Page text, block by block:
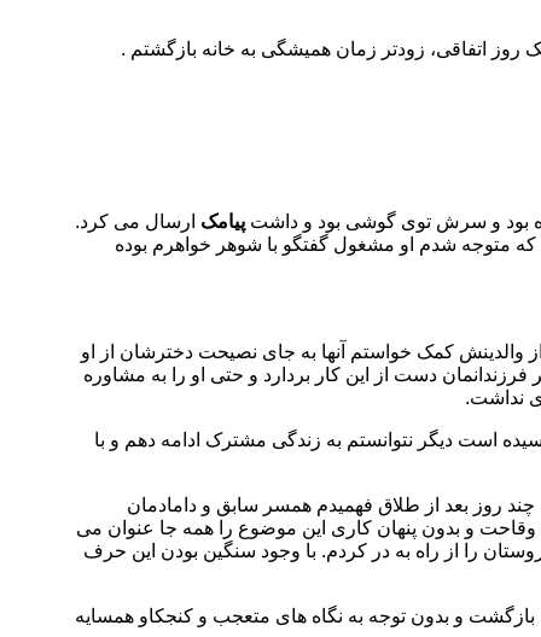
و زنم و دامادمان را با هم…! به گزارش منیبان به نقل از رکنا؛ ۳ سال پیش بود که یک روز اتفاقی، زودتر زمان همیشگی به خانه بازگشتم .
پیامک ارسال می کرد.
که متوجه شدم او مشغول گفتگو با شوهر خواهرم بوده
والدینش کمک خواستم آنها به جای نصیحت دخترشان از او
دست از این کار بردارد و حتی او را به مشاوره
نداشت.
است دیگر نتوانستم به زندگی مشترک ادامه دهم و با
روز بعد از طلاق فهمیدم همسر سابق و دامادمان
و بدون پنهان کاری این موضوع را همه جا عنوان می
را از راه به در کردم. با وجود سنگین بودن این حرف
بازگشت و بدون توجه به نگاه های متعجب و کنجکاو همسایه